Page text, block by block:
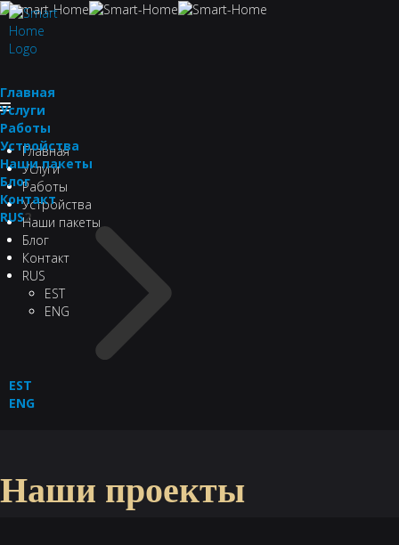
Главная
Услуги
Работы
Устройства
Наши пакеты
Блог
Контакт
RUS
EST
ENG
Главная
Услуги
Работы
Устройства
Наши пакеты
Блог
Контакт
RUS2
EST
ENG
Наши проекты